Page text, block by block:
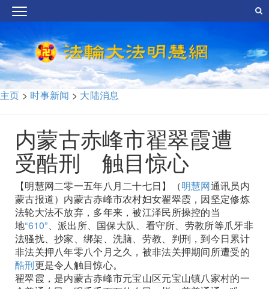
主页 > 时事新闻 > 大陆消息
内蒙古赤峰市翟翠霞遭
受酷刑 触目惊心
【明慧网二零一五年八月二十七日】（明慧网通讯员内
蒙古报道）内蒙古赤峰市农村妇女翟翠霞，因坚定修炼
法轮大法不放弃，多年来，被江泽民所操控的当
地“610”、派出所、国保大队、看守所、劳教所等爪牙非
法骚扰、抄家、绑架、洗脑、劳教、判刑，到今日累计
非法关押八年零八个月之久，被非法关押期间所遭受的
酷刑更是令人触目惊心。
翟翠霞，是内蒙古赤峰市元宝山区元宝山镇八家村的一